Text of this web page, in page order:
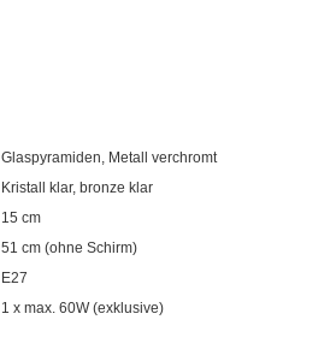
Glaspyramiden, Metall verchromt
Kristall klar, bronze klar
15 cm
51 cm (ohne Schirm)
E27
1 x max. 60W (exklusive)